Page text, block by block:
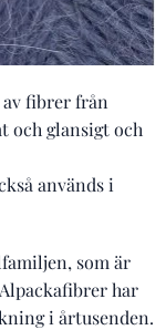
fibrer från
och glansigt och
används i
som är
har
i årtusenden.